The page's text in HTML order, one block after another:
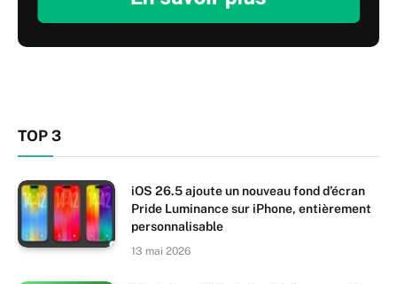
TOP 3
iOS 26.5 ajoute un nouveau fond d’écran
Pride Luminance sur iPhone, entièrement
personnalisable
13 mai 2026